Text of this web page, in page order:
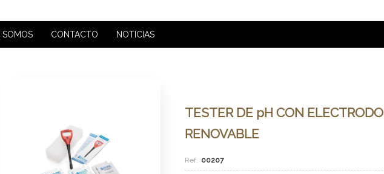
SOMOS CONTACTO NOTICIAS
TESTER DE pH CON ELECTRODO
RENOVABLE
00207